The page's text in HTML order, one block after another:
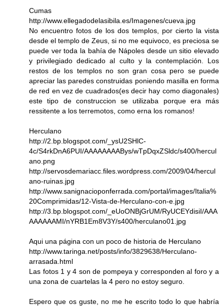
Cumas
http://www.ellegadodelasibila.es/Imagenes/cueva.jpg
No encuentro fotos de los dos templos, por cierto la vista
desde el templo de Zeus, si no me equivoco, es preciosa se
puede ver toda la bahía de Nápoles desde un sitio elevado
y privilegiado dedicado al culto y la contemplación. Los
restos de los templos no son gran cosa pero se puede
apreciar las paredes construidas poniendo masilla en forma
de red en vez de cuadrados(es decir hay como diagonales)
este tipo de construccion se utilizaba porque era más
ressitente a los terremotos, como erna los romanos!
Herculano
http://2.bp.blogspot.com/_ysU2SHlC-
4c/S4rkDnA6PUI/AAAAAAAABys/wTpDqxZSldc/s400/hercul
ano.png
http://servosdemariacc.files.wordpress.com/2009/04/hercul
ano-ruinas.jpg
http://www.sanignacioponferrada.com/portal/images/Italia%
20Comprimidas/12-Vista-de-Herculano-con-e.jpg
http://3.bp.blogspot.com/_eUoONBjGrUM/RyUCEYdisiI/AAA
AAAAAAMI/nYRB1Em8V3Y/s400/herculano01.jpg
Aqui una página con un poco de historia de Herculano
http://www.taringa.net/posts/info/3829638/Herculano-
arrasada.html
Las fotos 1 y 4 son de pompeya y corresponden al foro y a
una zona de cuartelas la 4 pero no estoy seguro.
Espero que os guste, no me he escrito todo lo que habría